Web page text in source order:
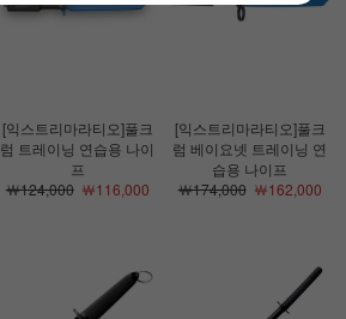
[익스트리마라티오]풀크
럼 트레이닝 연습용 나이
프
￦124,000￦116,000
[익스트리마라티오]풀크
럼 베이요넷 트레이닝 연
습용 나이프
￦174,000￦162,000